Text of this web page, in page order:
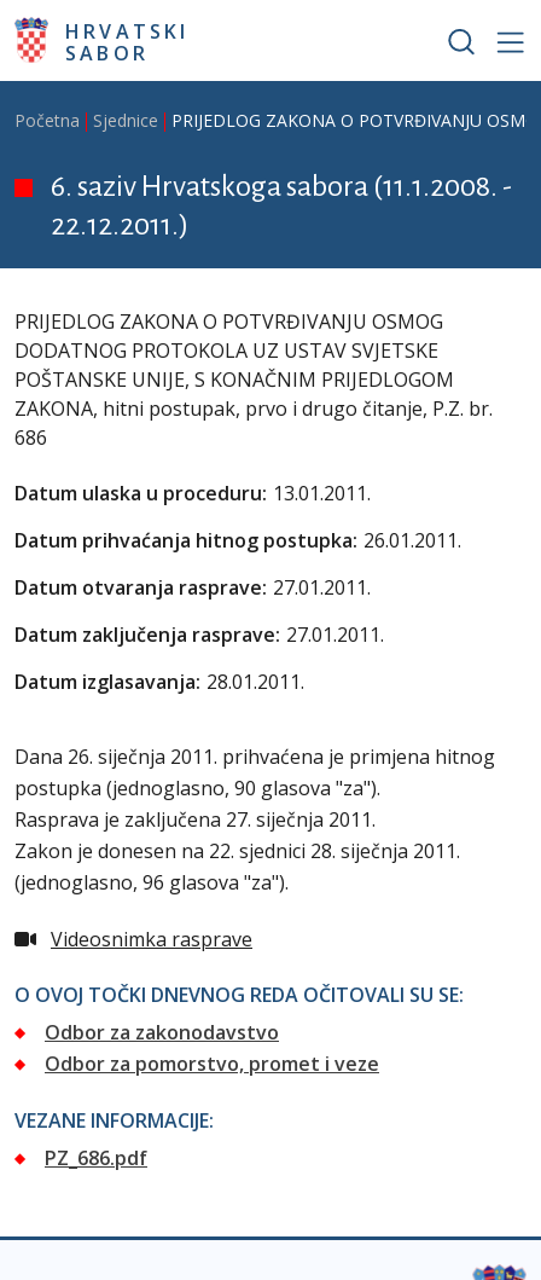
Skoči na glavni sadržaj
HRVATSKI
SABOR
Breadcrumb
Početna Sjednice PRIJEDLOG ZAKONA O POTVRĐIVANJU
6. saziv Hrvatskoga sabora (11.1.2008. -
22.12.2011.)
PRIJEDLOG ZAKONA O POTVRĐIVANJU OSMOG
DODATNOG PROTOKOLA UZ USTAV SVJETSKE
POŠTANSKE UNIJE, S KONAČNIM PRIJEDLOGOM
ZAKONA, hitni postupak, prvo i drugo čitanje, P.Z. br.
686
Datum ulaska u proceduru: 13.01.2011.
Datum prihvaćanja hitnog postupka: 26.01.2011.
Datum otvaranja rasprave: 27.01.2011.
Datum zaključenja rasprave: 27.01.2011.
Datum izglasavanja: 28.01.2011.
Dana 26. siječnja 2011. prihvaćena je primjena hitnog
postupka (jednoglasno, 90 glasova "za").
Rasprava je zaključena 27. siječnja 2011.
Zakon je donesen na 22. sjednici 28. siječnja 2011.
(jednoglasno, 96 glasova "za").
Videosnimka rasprave
O OVOJ TOČKI DNEVNOG REDA OČITOVALI SU SE:
Odbor za zakonodavstvo
Odbor za pomorstvo, promet i veze
VEZANE INFORMACIJE:
PZ_686.pdf